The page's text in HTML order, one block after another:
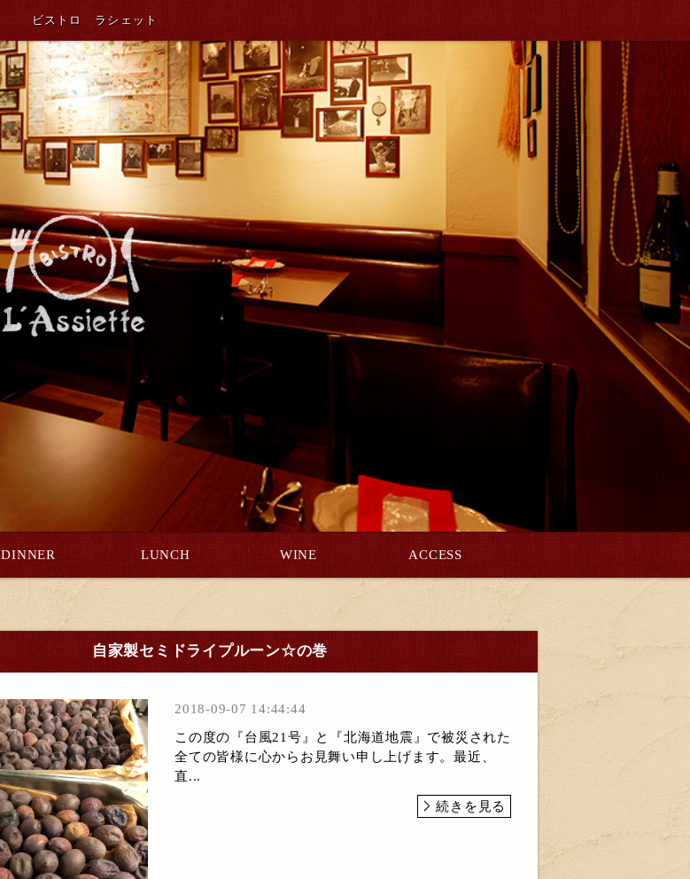
ビストロ ラシェット
DINNER LUNCH WINE ACCESS
自家製セミドライプルーン☆の巻
2018-09-07 14:44:44
この度の『台風21号』と『北海道地震』で被災された
全ての皆様に心からお見舞い申し上げます。最近、
直...
続きを見る